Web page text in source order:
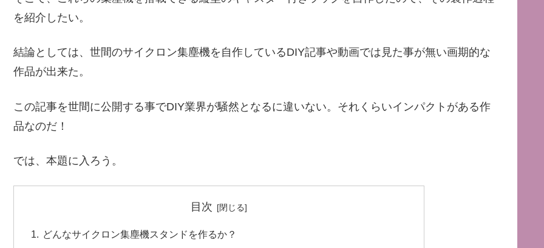
を紹介したい。
結論としては、世間のサイクロン集塵機を自作しているDIY記事や動画では見た事が無い画期的な
作品が出来た。
この記事を世間に公開する事でDIY業界が騒然となるに違いない。それくらいインパクトがある作
品なのだ！
では、本題に入ろう。
目次
どんなサイクロン集塵機スタンドを作るか？